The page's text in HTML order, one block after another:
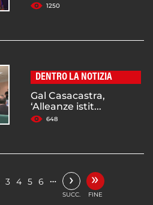
1250
DENTRO LA NOTIZIA
Gal Casacastra,
‘Alleanze istit...
648
3 4 5 6 … ›
SUCC.
»
FINE